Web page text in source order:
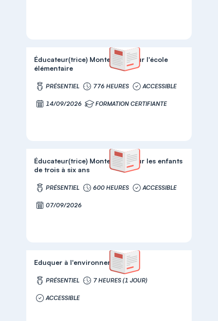
Éducateur(trice) Montessori pour l'école
élémentaire
PRÉSENTIEL 776 HEURES ACCESSIBLE
14/09/2026 FORMATION CERTIFIANTE
Éducateur(trice) Montessori pour les enfants
de trois à six ans
PRÉSENTIEL 600 HEURES ACCESSIBLE
07/09/2026
Eduquer à l'environnement
PRÉSENTIEL 7 HEURES (1 JOUR)
ACCESSIBLE